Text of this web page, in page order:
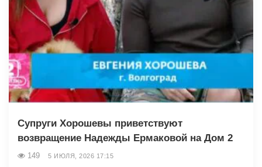
Супруги Хорошевы приветствуют
возвращение Надежды Ермаковой на Дом 2
149 5 ИЮЛЯ, 2026 17:15